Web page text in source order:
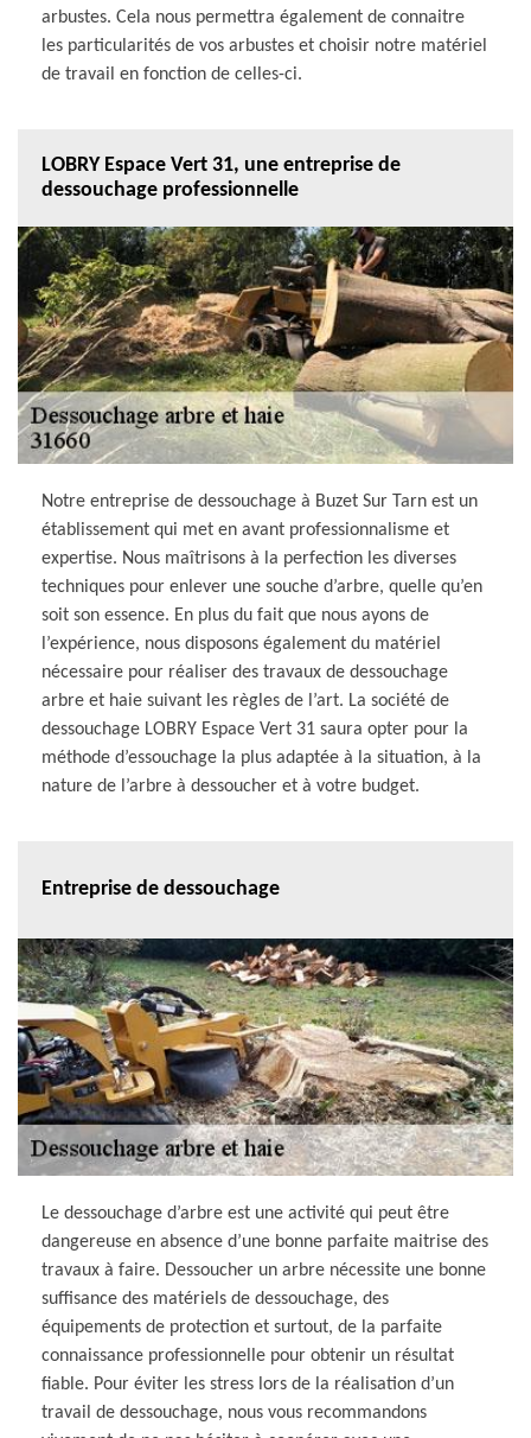
arbustes. Cela nous permettra également de connaitre
les particularités de vos arbustes et choisir notre matériel
de travail en fonction de celles-ci.
LOBRY Espace Vert 31, une entreprise de
dessouchage professionnelle
Notre entreprise de dessouchage à Buzet Sur Tarn est un
établissement qui met en avant professionnalisme et
expertise. Nous maîtrisons à la perfection les diverses
techniques pour enlever une souche d’arbre, quelle qu’en
soit son essence. En plus du fait que nous ayons de
l’expérience, nous disposons également du matériel
nécessaire pour réaliser des travaux de dessouchage
arbre et haie suivant les règles de l’art. La société de
dessouchage LOBRY Espace Vert 31 saura opter pour la
méthode d’essouchage la plus adaptée à la situation, à la
nature de l’arbre à dessoucher et à votre budget.
Entreprise de dessouchage
Le dessouchage d’arbre est une activité qui peut être
dangereuse en absence d’une bonne parfaite maitrise des
travaux à faire. Dessoucher un arbre nécessite une bonne
suffisance des matériels de dessouchage, des
équipements de protection et surtout, de la parfaite
connaissance professionnelle pour obtenir un résultat
fiable. Pour éviter les stress lors de la réalisation d’un
travail de dessouchage, nous vous recommandons